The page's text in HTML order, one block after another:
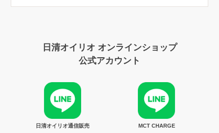
日清オイリオ オンラインショップ
公式アカウント
日清オイリオ通信販売 MCT CHARGE